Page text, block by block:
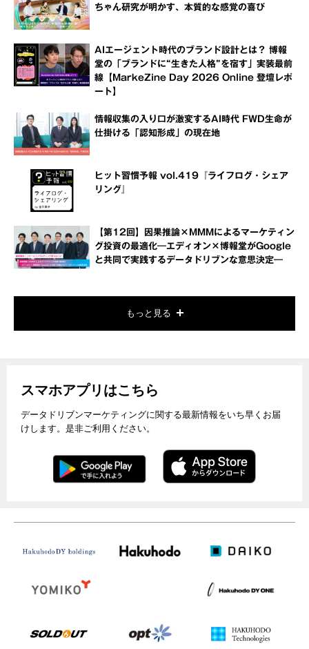
ちゃん研究が明かす、本質的な感覚の喜び
AIエージェント時代のブランド設計とは？ 博報
堂の「ブランドに“生きた人格”を宿す」実装最前
線【MarkeZine Day 2026 Online 登壇レポ
ート】
情報収集の入り口が激変するAI時代 FWD生命が
仕掛ける「認知形成」の現在地
ヒット習慣予報 vol.419『ライフログ・シェア
リング』
【第12回】因果推論×MMMによるマーケティン
グ投資の最適化―エディオン×博報堂がGoogle
と共同で実践するデータドリブンな意思決定―
もっと見る
スマホアプリはこちら
データドリブンマーケティングに関する最新情報をいち早くお届
けします。是非ご利用ください。